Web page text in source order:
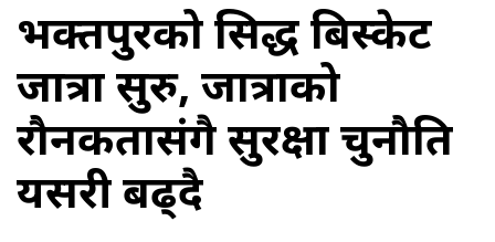
भक्तपुरको प्रसिद्ध बिस्केट
जात्रा सुरु, जात्राको
रौनकतासंगै सुरक्षा चुनौति
यसरी बढ्दै